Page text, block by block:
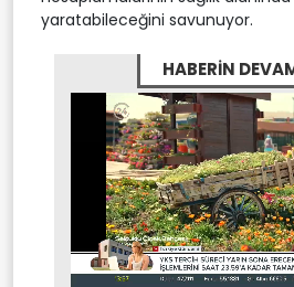
yaratabileceğini savunuyor.
HABERİN
Mute Stream